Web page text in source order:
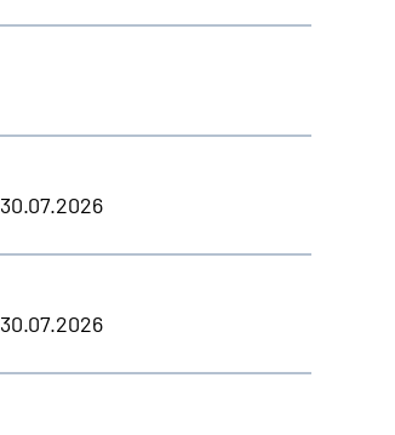
30.07.2026
30.07.2026